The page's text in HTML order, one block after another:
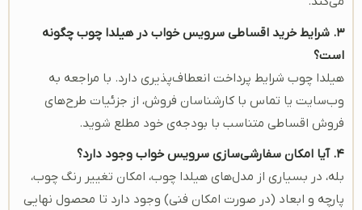
۳. شرایط خرید اقساطی سرویس خواب در هیلدا چوب چگونه
است؟
هیلدا چوب شرایط پرداخت انعطاف‌پذیری دارد. با مراجعه به
وب‌سایت یا تماس با کارشناسان فروش، از جزئیات طرح‌های
فروش اقساطی متناسب با بودجه‌ی خود مطلع شوید.
۴. آیا امکان سفارشی‌سازی سرویس خواب وجود دارد؟
بله، در بسیاری از مدل‌های هیلدا چوب، امکان تغییر رنگ چوب،
پارچه و ابعاد (در صورت امکان فنی) وجود دارد تا محصول نهایی